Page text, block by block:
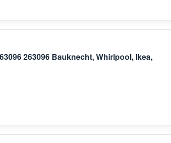
263096 Bauknecht, Whirlpool, Ikea,